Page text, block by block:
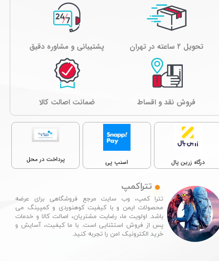
درگاه زرین پال اسنپ پی پرداخت در محل
تترا کمپ، وب سایت مرجع فروشگاهی برای عرضه
محصولات ایمن و با کیفیت کوهنوردی و کمپینگ می
باشد. اولویت ما، رضایت مشتریان، اصالت کالا و خدمات
پس از فروش استثنایی است. با ما کیفیت، آسایش و
خرید الکترونیک امن را تجربه کنید.​​​​​​​
تتراکمپ
تحویل ۲ ساعته در تهران پشتیبانی و مشاوره دقیق
فروش نقد و اقساط ﺿﻤﺎﻧﺖ اصالت کالا